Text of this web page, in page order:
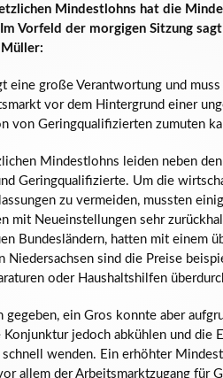
Mindestlohns hat die
Vorfeld der morgigen Sitzung
eine große Verantwortung und
vor dem Hintergrund einer
von Geringqualifizierten zumuten
Mindestlohns leiden neben
Geringqualifizierte. Um die
zu vermeiden, mussten
mit Neueinstellungen sehr
Bundesländern, hatten mit einem
Niedersachsen sind die Preise
oder Haushaltshilfen
gegeben, ein Gros konnte aber
jedoch abkühlen und die
schnell wenden. Ein erhöhter
allem der Arbeitsmarktzugang für